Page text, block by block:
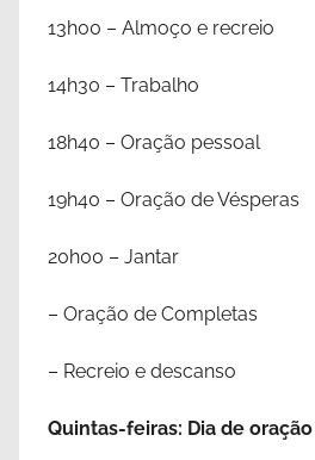
13h00 – Almoço e recreio
14h30 – Trabalho
18h40 – Oração pessoal
19h40 – Oração de Vésperas
20h00 – Jantar
– Oração de Completas
– Recreio e descanso
Quintas-feiras: Dia de